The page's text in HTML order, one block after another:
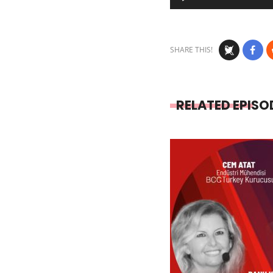
Player
SHARE THIS!
RELATED